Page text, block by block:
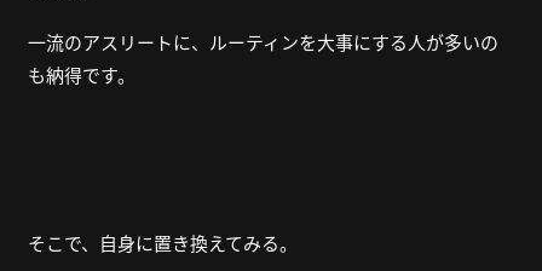
一流のアスリートに、ルーティンを大事にする人が多いの
も納得です。
そこで、自身に置き換えてみる。